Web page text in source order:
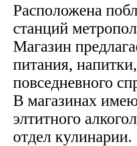
Расположена
станций
Магазин
питания,
повседневного
В магазинах
элтитного
отдел кулинарии.